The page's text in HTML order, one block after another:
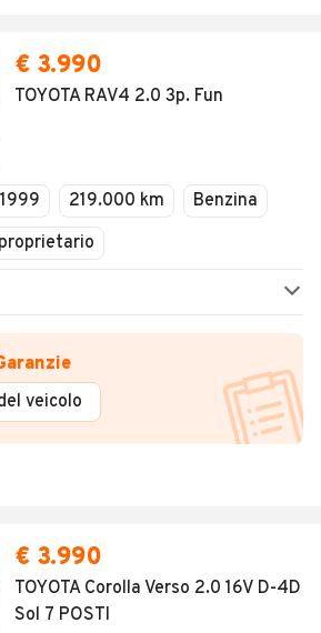
€ 3.990
TOYOTA RAV4 2.0 3p. Fun
219.000 km
Benzina
veicolo
€ 3.990
TOYOTA Corolla Verso 2.0 16V D-4D
Sol 7 POSTI